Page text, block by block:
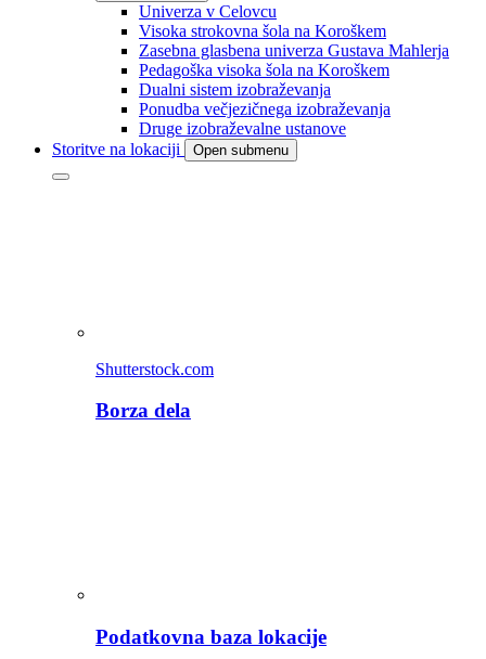
Univerza v Celovcu
Visoka strokovna šola na Koroškem
Zasebna glasbena univerza Gustava Mahlerja
Pedagoška visoka šola na Koroškem
Dualni sistem izobraževanja
Ponudba večjezičnega izobraževanja
Druge izobraževalne ustanove
Storitve na lokaciji
Open submenu
Shutterstock.com
Borza dela
Podatkovna baza lokacije